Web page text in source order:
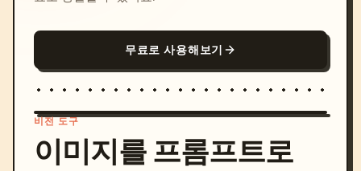
무료로 사용해보기
비전 도구
이미지를 프롬프트로